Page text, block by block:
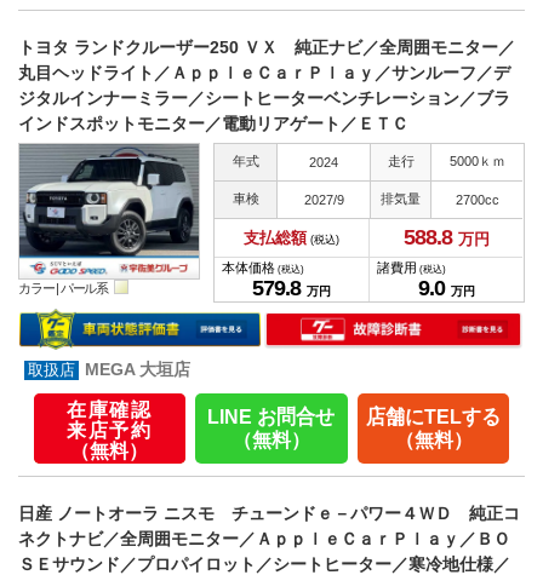
トヨタ ランドクルーザー250 ＶＸ 純正ナビ／全周囲モニター／
丸目ヘッドライト／ＡｐｐｌｅＣａｒＰｌａｙ／サンルーフ／デ
ジタルインナーミラー／シートヒーターベンチレーション／ブラ
インドスポットモニター／電動リアゲート／ＥＴＣ
カラー | パール系
年式 2024 走行 5000ｋｍ
車検 2027/9 排気量 2700cc
支払総額 (税込) 588.8 万円
本体価格 (税込)
579.8 万円
諸費用 (税込)
9.0 万円
MEGA 大垣店
在庫確認
来店予約
（無料）
LINE お問合せ
（無料）
店舗にTELする
（無料）
日産 ノートオーラ ニスモ チューンドｅ－パワー４ＷＤ 純正コ
ネクトナビ／全周囲モニター／ＡｐｐｌｅＣａｒＰｌａｙ／ＢＯ
ＳＥサウンド／プロパイロット／シートヒーター／寒冷地仕様／